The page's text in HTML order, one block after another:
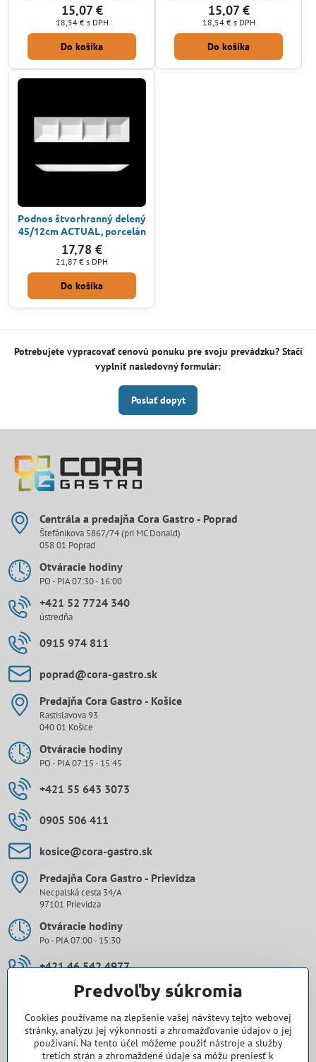
15,07 €
18,54 € s DPH
Do košíka
15,07 €
18,54 € s DPH
Do košíka
Podnos štvorhranný delený
45/12cm ACTUAL, porcelán
17,78 €
21,87 € s DPH
Do košíka
Potrebujete vypracovať cenovú ponuku pre svoju prevádzku? Stačí
vyplniť nasledovný formulár:
Poslať dopyt
Centrála a predajňa Cora Gastro - Poprad
Štefánikova 5867/74 (pri MC Donald)
058 01 Poprad
Otváracie hodiny
PO - PIA 07:30 - 16:00
+421 52 7724 340
ústredňa
0915 974 811
poprad​@cora-gastro​.sk
Predajňa Cora Gastro - Košice
Rastislavova 93
040 01 Košice
Otváracie hodiny
PO - PIA 07:15 - 15:45
+421 55 643 3073
0905 506 411
kosice​@cora-gastro​.sk
Predajňa Cora Gastro - Prievidza
Necpalská cesta 34/A
97101 Prievidza
Otváracie hodiny
Po - PIA 07:00 - 15:30
+421 46 542 4977
0907 971 896
prievidza​@cora-gastro​.sk
Obchodné zastúpenie Cora Gastro - Bratislava
Predvoľby súkromia
Cookies používame na zlepšenie vašej návštevy tejto webovej
stránky, analýzu jej výkonnosti a zhromažďovanie údajov o jej
používaní. Na tento účel môžeme použiť nástroje a služby
tretích strán a zhromaždené údaje sa môžu preniesť k